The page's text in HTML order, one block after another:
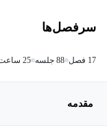
سرفصل‌ها
17 فصل 88 جلسه 25 ساعت ویدیو
مقدمه